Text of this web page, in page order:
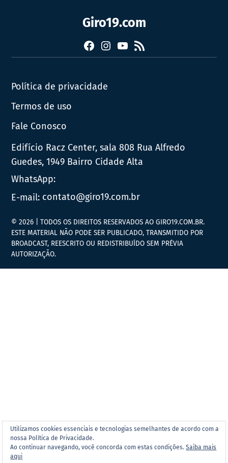
Giro19.com
FacebookInstagram
YouTube
RSS
Política de privacidade
Termos de uso
Fale Conosco
Edifício Racz Center, sala 808 Rua Alfredo
Guedes, 1949 Bairro Cidade Alta
WhatsApp:
E-mail: contato@giro19.com.br
Utilizamos cookies essenciais e tecnologias semelhantes de acordo com a
nossa Política de Privacidade.
Ao continuar navegando, você concorda com estas condições.Saiba mais
aqui
© 2026 | TODOS OS DIREITOS RESERVADOS AO GIRO19.COM.BR.
ESTE MATERIAL NÃO PODE SER PUBLICADO, TRANSMITIDO POR
BROADCAST, REESCRITO OU REDISTRIBUÍDO SEM PRÉVIA
AUTORIZAÇÃO.